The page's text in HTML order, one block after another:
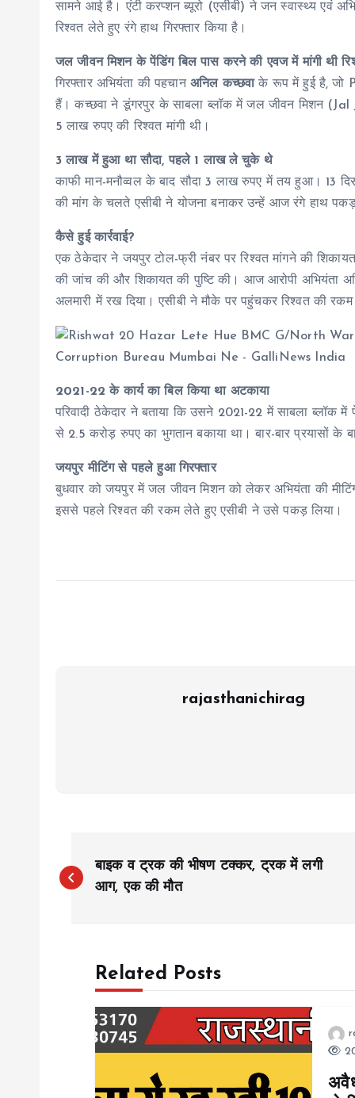
सामने आई है। एंटी करप्शन ब्यूरो (एसीबी) ने जन स्वास्थ्य एवं
रिश्वत लेते हुए रंगे हाथ गिरफ्तार किया है।
जल जीवन मिशन के पेंडिंग बिल पास करने की एवज में मांगी थी
गिरफ्तार अभियंता की पहचान अनिल कच्छवाके रूप में हुई है, जो
हैं। कच्छवा ने डूंगरपुर के साबला ब्लॉक में जल जीवन मिशन
5 लाख रुपए की रिश्वत मांगी थी।
3 लाख में हुआ था सौदा, पहले 1 लाख ले चुके थे
काफी मान-मनौव्वल के बाद सौदा 3 लाख रुपए में तय हुआ। 13
की मांग के चलते एसीबी ने योजना बनाकर उन्हें आज रंगे हाथ पकड़
कैसे हुई कार्रवाई?
एक ठेकेदार ने जयपुर टोल-फ्री नंबर पर रिश्वत मांगने की
की जांच की और शिकायत की पुष्टि की। आज आरोपी अभियंता
अलमारी में रख दिया। एसीबी ने मौके पर पहुंचकर रिश्वत की रकम
2021-22 के कार्य का बिल किया था अटकाया
परिवादी ठेकेदार ने बताया कि उसने 2021-22 में साबला ब्लॉक
से 2.5 करोड़ रुपए का भुगतान बकाया था। बार-बार प्रयासों के
जयपुर मीटिंग से पहले हुआ गिरफ्तार
बुधवार को जयपुर में जल जीवन मिशन को लेकर अभियंता की
इससे पहले रिश्वत की रकम लेते हुए एसीबी ने उसे पकड़ लिया।
rajasthanichirag
o
बाइक व ट्रक की भीषण टक्कर, ट्रक में लगी
आग, एक की मौत
Related Posts